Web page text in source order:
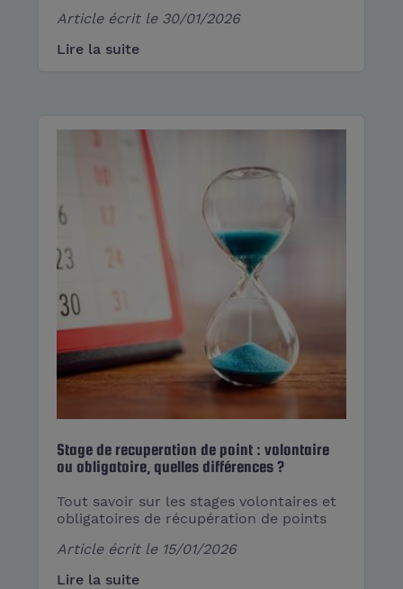
Article écrit le 30/01/2026
Lire la suite
Stage de recuperation de point : volontaire
ou obligatoire, quelles différences ?
Tout savoir sur les stages volontaires et
obligatoires de récupération de points
Article écrit le 15/01/2026
Lire la suite